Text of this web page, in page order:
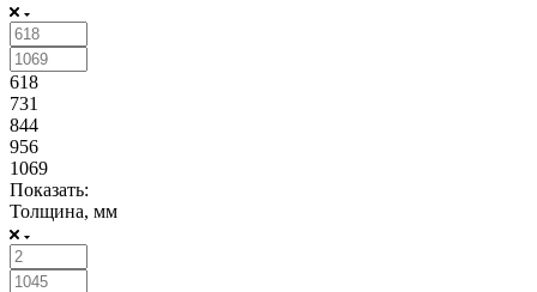
618
731
844
956
1069
Показать:
Толщина, мм